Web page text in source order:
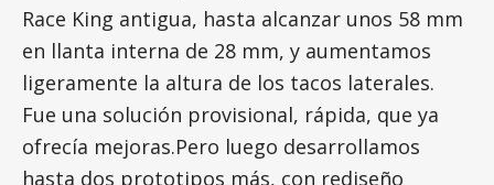
Race King antigua, hasta alcanzar unos 58 mm
en llanta interna de 28 mm, y aumentamos
ligeramente la altura de los tacos laterales.
Fue una solución provisional, rápida, que ya
ofrecía mejoras.Pero luego desarrollamos
hasta dos prototipos más, con rediseño